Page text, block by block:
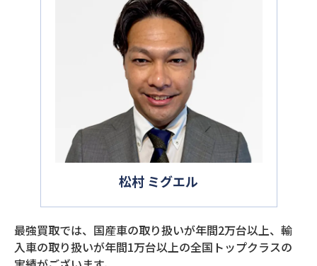
松村 ミグエル
最強買取では、国産車の取り扱いが年間2万台以上、輸
入車の取り扱いが年間1万台以上の全国トップクラスの